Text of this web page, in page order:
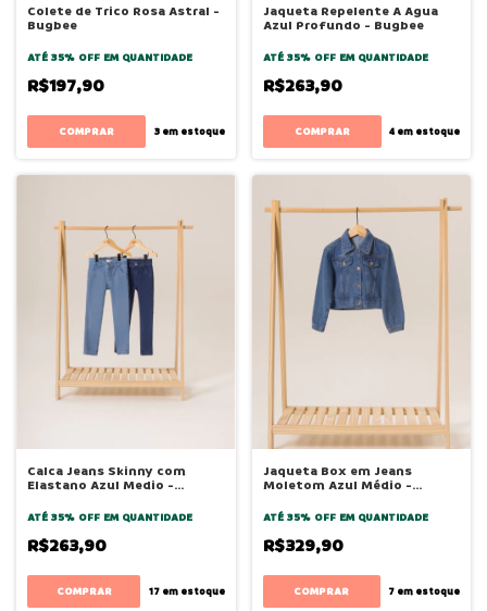
Colete de Trico Rosa Astral -
Bugbee
ATÉ 35% OFF EM QUANTIDADE
R$197,90
COMPRAR 3em estoque
Jaqueta Repelente A Agua
Azul Profundo - Bugbee
ATÉ 35% OFF EM QUANTIDADE
R$263,90
COMPRAR 4 em estoque
Calca Jeans Skinny com
Elastano Azul Medio -
ATÉ 35% OFF EM QUANTIDADE
R$263,90
COMPRAR 17em estoque
Jaqueta Box em Jeans
Moletom Azul Médio -
ATÉ 35% OFF EM QUANTIDADE
R$329,90
COMPRAR 7 em estoque